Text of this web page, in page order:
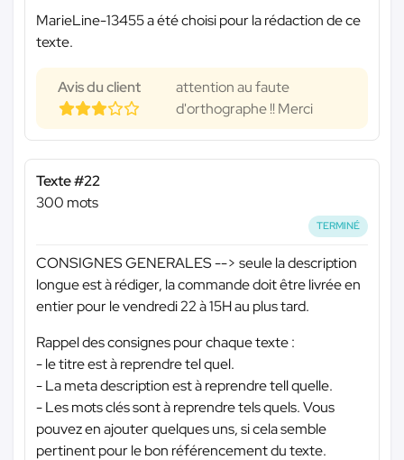
MarieLine-13455 a été choisi pour la rédaction de ce
texte.
Avis du client
attention au faute
d'orthographe !! Merci
Texte #22
300 mots
TERMINÉ
CONSIGNES GENERALES --> seule la description
longue est à rédiger, la commande doit être livrée en
entier pour le vendredi 22 à 15H au plus tard.
Rappel des consignes pour chaque texte :
- le titre est à reprendre tel quel.
- La meta description est à reprendre tell quelle.
- Les mots clés sont à reprendre tels quels. Vous
pouvez en ajouter quelques uns, si cela semble
pertinent pour le bon référencement du texte.